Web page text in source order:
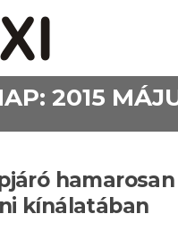
2015
hamarosan
kínálatában